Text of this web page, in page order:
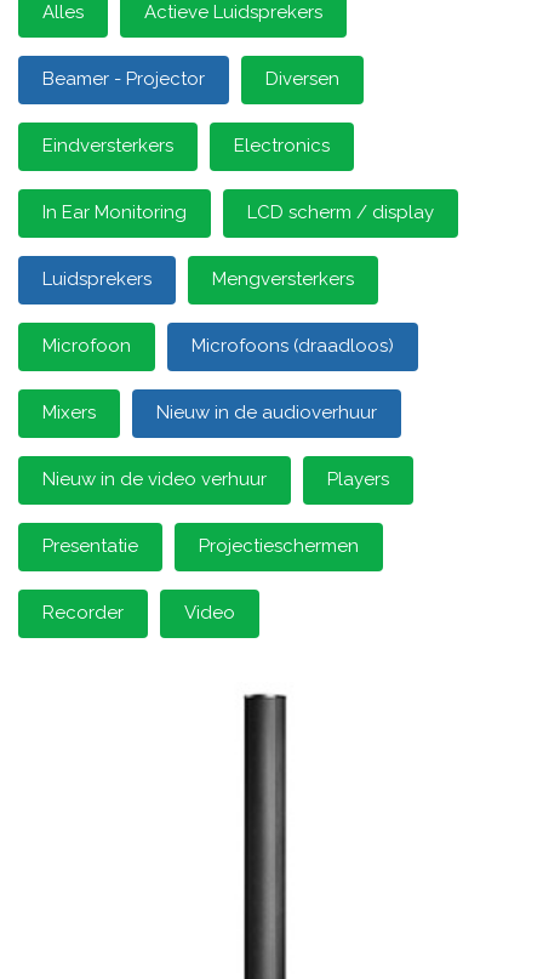
Alles Actieve Luidsprekers
Beamer - Projector Diversen
Eindversterkers Electronics
In Ear Monitoring LCD scherm / display
Luidsprekers Mengversterkers
Microfoon Microfoons (draadloos)
Mixers Nieuw in de audioverhuur
Nieuw in de video verhuur Players
Presentatie Projectieschermen
Recorder Video